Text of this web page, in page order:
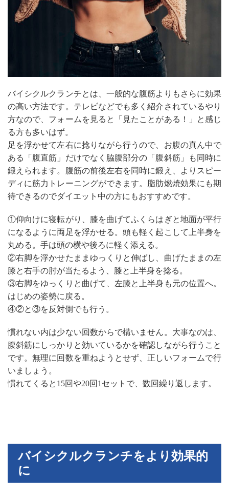
バイシクルクランチとは、一般的な腹筋よりもさらに効果
の高い方法です。テレビなどでも多く紹介されているやり
方なので、フォームを見ると「見たことがある！」と感じ
る方も多いはず。
足を浮かせて左右に捻りながら行うので、お腹の真ん中で
ある「腹直筋」だけでなく脇腹部分の「腹斜筋」も同時に
鍛えられます。腹筋の前後左右を同時に鍛え、よりスピー
ディに筋力トレーニングができます。脂肪燃焼効果にも期
待できるのでダイエット中の方にもおすすめです。
①仰向けに寝転がり、膝を曲げてふくらはぎと地面が平行
になるように両足を浮かせる。頭も軽く起こして上半身を
丸める。手は頭の横や後ろに軽く添える。
②右脚を浮かせたままゆっくりと伸ばし、曲げたままの左
膝と右手の肘が当たるよう、膝と上半身を捻る。
③右脚をゆっくりと曲げて、左膝と上半身も元の位置へ。
はじめの姿勢に戻る。
④②と③を反対側でも行う。
慣れない内は少ない回数からで構いません。大事なのは、
腹斜筋にしっかりと効いているかを確認しながら行うこと
です。無理に回数を重ねようとせず、正しいフォームで行
いましょう。
慣れてくると15回や20回1セットで、数回繰り返します。
バイシクルクランチをより効果的
に